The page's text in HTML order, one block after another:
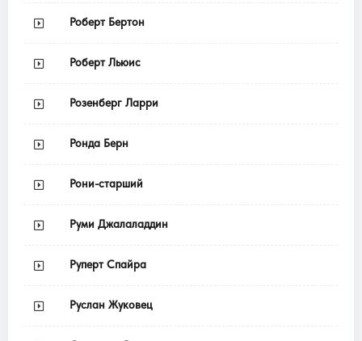
Роберт Бертон
Роберт Льюис
Розенберг Ларри
Ронда Берн
Рони-старший
Руми Джалаладдин
Руперт Спайра
Руслан Жуковец